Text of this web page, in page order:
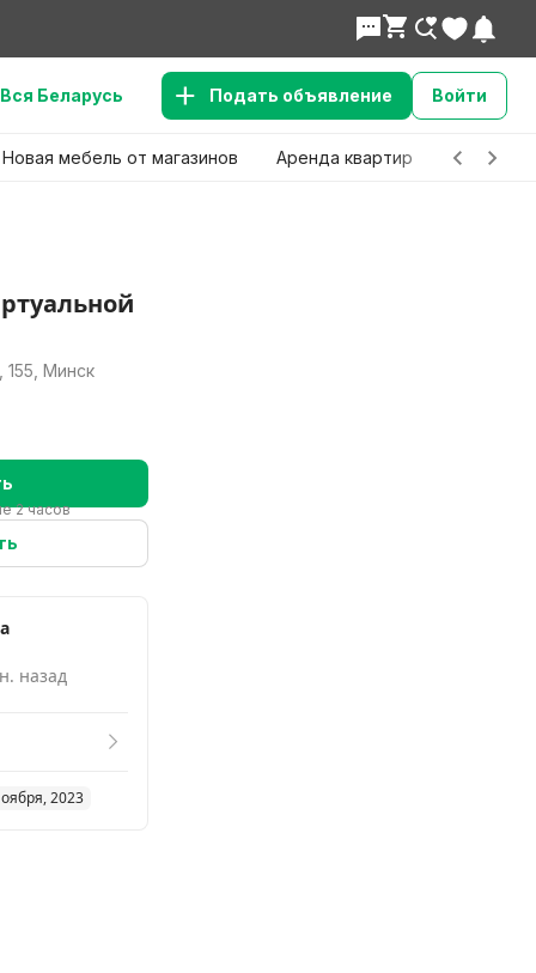
Вся Беларусь Подать объявление Войти
Новая мебель от магазинов Аренда квартир Детские
155, Минск
2 часов
назад
2023